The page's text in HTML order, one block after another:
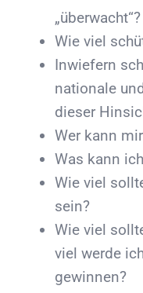
„überwacht“?
Wie viel
Inwiefern
nationale
dieser
Wer kann
Was kann
Wie viel
sein?
Wie viel
viel werde
gewinnen?